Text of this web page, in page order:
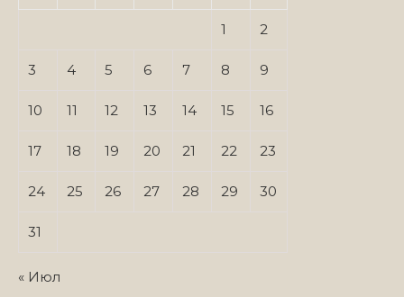
1 2
3 4 5 6 7 8 9
10 11 12 13 14 15 16
17 18 19 20 21 22 23
24 25 26 27 28 29 30
31
« Июл